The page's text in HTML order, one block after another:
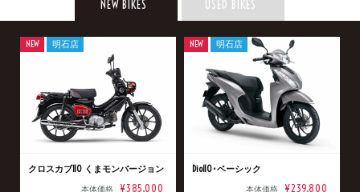
NEW BIKES USED BIKES
クロスカブ110 くまモンバージョン
本体価格 ¥385,000
NEW 明石店
Dio110･ベーシック
本体価格 ¥239,800
NEW 明石店